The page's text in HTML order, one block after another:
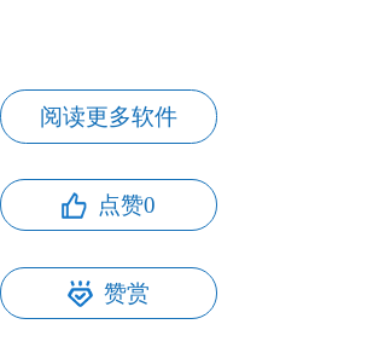
阅读更多软件
点赞0
赞赏